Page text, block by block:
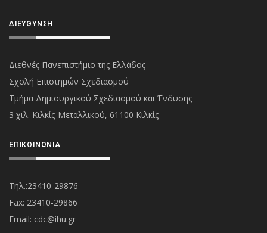
ΔΙΕΎΘΥΝΣΗ
Διεθνές Πανεπιστήμιο της Ελλάδος
Σχολή Επιστημών Σχεδιασμού
Τμήμα Δημιουργικού Σχεδιασμού και Ένδυσης
3 χιλ. Κιλκίς-Μεταλλικού, 61100 Κιλκίς
ΕΠΙΚΟΙΝΩΝΊΑ
Τηλ.:23410-29876
Fax: 23410-29866
Εmail: cdc@ihu.gr